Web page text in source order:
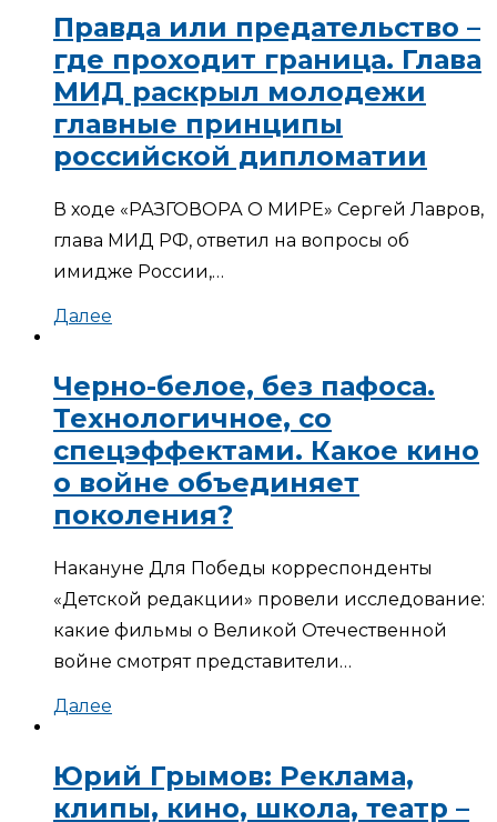
Правда или предательство –
где проходит граница. Глава
МИД раскрыл молодежи
главные принципы
российской дипломатии
В ходе «РАЗГОВОРА О МИРЕ» Сергей Лавров,
глава МИД РФ, ответил на вопросы об
имидже России,…
Далее
Черно-белое, без пафоса.
Технологичное, со
спецэффектами. Какое кино
о войне объединяет
поколения?
Накануне Для Победы корреспонденты
«Детской редакции» провели исследование:
какие фильмы о Великой Отечественной
войне смотрят представители…
Далее
Юрий Грымов: Реклама,
клипы, кино, школа, театр –